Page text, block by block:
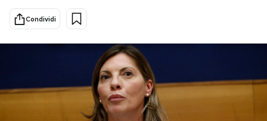
Sport
NEWSLETTER
Condividi